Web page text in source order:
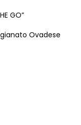
GO”
Ovadese